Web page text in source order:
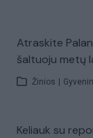
Atraskite
šaltuoju metų
Žinios
Keliauk su